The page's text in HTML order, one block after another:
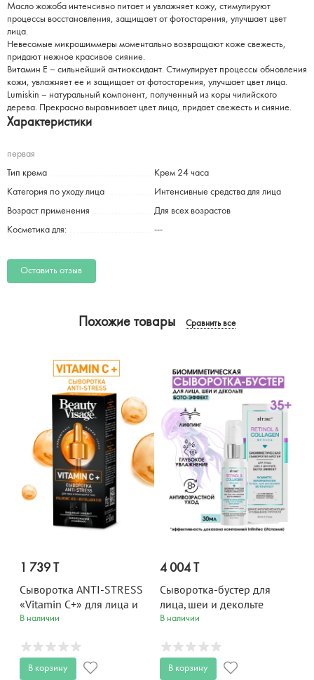
Масло жожоба интенсивно питает и увлажняет кожу, стимулируют
процессы восстановления, защищает от фотостарения, улучшает цвет
лица.
Невесомые микрошиммеры моментально возвращают коже свежесть,
придают нежное красивое сияние.
Витамин Е – сильнейший антиоксидант. Стимулирует процессы обновления
кожи, увлажняет ее и защищает от фотостарения, улучшает цвет лица.
Lumiskin – натуральный компонент, полученный из коры чилийского
дерева. Прекрасно выравнивает цвет лица, придает свежесть и сияние.
Характеристики
первая
Тип крема Крем 24 часа
Категория по уходу лица Интенсивные средства для лица
Возраст применения Для всех возрастов
Косметика для: ---
Оставить отзыв
Похожие товары Сравнить все
1 739 T
Сыворотка ANTI-STRESS
«Vitamin C+» для лица и
кожи вокруг глаз Beauty
В наличии
В корзину
4 004 T
Сыворотка-бустер для
лица, шеи и декольте
БОТО-ЭФФЕКТ
мл
В наличии
В корзину